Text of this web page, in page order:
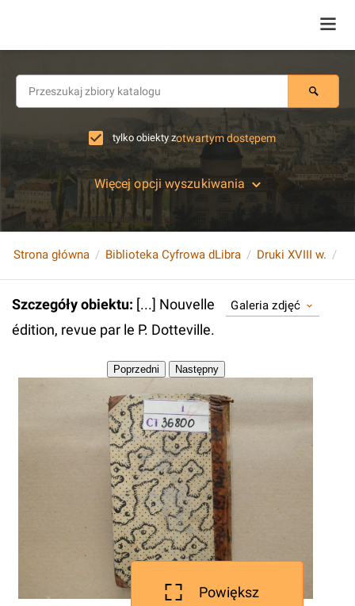
tylko obiekty zotwartym dostępem
Więcej opcji wyszukiwania
Strona główna Biblioteka Cyfrowa dLibra Druki XVIII w.
Szczegóły obiektu: [...] Nouvelle
édition, revue par le P. Dotteville.
Galeria zdjęć
Powiększ